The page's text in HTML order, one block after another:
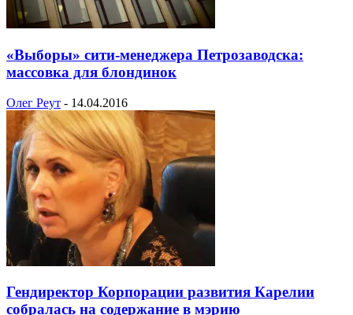
«Выборы» сити-менеджера Петрозаводска:
массовка для блондинок
Олег Реут - 14.04.2016
Гендиректор Корпорации развития Карелии
собралась на cодержание в мэрию